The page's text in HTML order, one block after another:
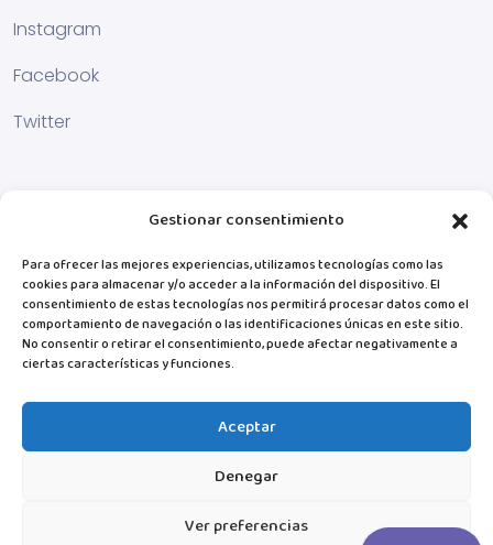
Gestionar consentimiento
Para ofrecer las mejores experiencias, utilizamos tecnologías como las
cookies para almacenar y/o acceder a la información del dispositivo. El
consentimiento de estas tecnologías nos permitirá procesar datos como el
comportamiento de navegación o las identificaciones únicas en este sitio.
No consentir o retirar el consentimiento, puede afectar negativamente a
ciertas características y funciones.
Aceptar
Denegar
Ver preferencias
Instagram
Facebook
Twitter
© MiTribuApp. 2025 Todos los derechos reservados.